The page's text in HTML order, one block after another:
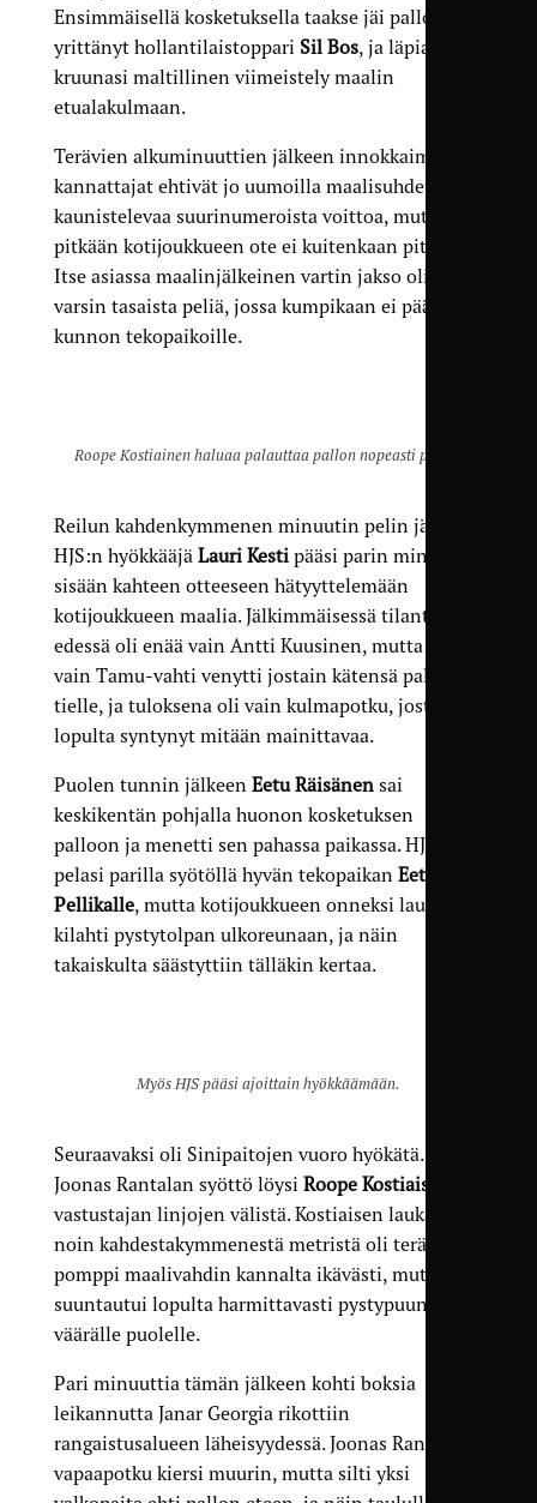
Ensimmäisellä kosketuksella taakse jäi palloon
yrittänyt hollantilaistoppari Sil Bos, ja läpiajon
kruunasi maltillinen viimeistely maalin
etualakulmaan.
Terävien alkuminuuttien jälkeen innokkaimmat
kannattajat ehtivät jo uumoilla maalisuhdetta
kaunistelevaa suurinumeroista voittoa, mutta
pitkään kotijoukkueen ote ei kuitenkaan pitänyt.
Itse asiassa maalinjälkeinen vartin jakso oli
varsin tasaista peliä, jossa kumpikaan ei päässyt
kunnon tekopaikoille.
Roope Kostiainen haluaa palauttaa pallon nopeasti peliin.
Reilun kahdenkymmenen minuutin pelin jälkeen
HJS:n hyökkääjä Lauri Kestipääsi parin minuutin
sisään kahteen otteeseen hätyyttelemään
kotijoukkueen maalia. Jälkimmäisessä tilanteessa
edessä oli enää vain Antti Kuusinen, mutta niin
vain Tamu-vahti venytti jostain kätensä pallon
tielle, ja tuloksena oli vain kulmapotku, josta ei
lopulta syntynyt mitään mainittavaa.
Puolen tunnin jälkeen Eetu Räisänensai
keskikentän pohjalla huonon kosketuksen
palloon ja menetti sen pahassa paikassa. HJS
pelasi parilla syötöllä hyvän tekopaikan Eetu
Pellikalle, mutta kotijoukkueen onneksi laukaus
kilahti pystytolpan ulkoreunaan, ja näin
takaiskulta säästyttiin tälläkin kertaa.
Myös HJS pääsi ajoittain hyökkäämään.
Seuraavaksi oli Sinipaitojen vuoro hyökätä.
Joonas Rantalan syöttö löysi Roope Kostiaisen
vastustajan linjojen välistä. Kostiaisen laukaus
noin kahdestakymmenestä metristä oli terävä ja
pomppi maalivahdin kannalta ikävästi, mutta
suuntautui lopulta harmittavasti pystypuun
väärälle puolelle.
Pari minuuttia tämän jälkeen kohti boksia
leikannutta Janar Georgia rikottiin
rangaistusalueen läheisyydessä. Joonas Rantalan
vapaapotku kiersi muurin, mutta silti yksi